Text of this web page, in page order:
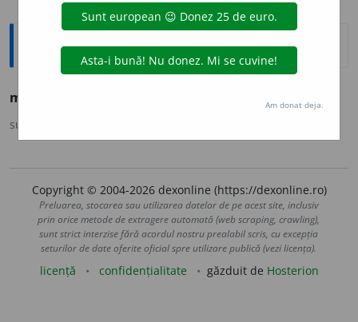
Ortografice DOOM
mem
sursa:
Copyright © 2004-2026 dexonline (https://dexonline.ro)
Preluarea, stocarea sau utilizarea datelor de pe acest site, inclusiv
prin orice metode de extragere automată (web scraping, crawling),
sunt strict interzise fără acordul nostru prealabil scris, cu excepția
seturilor de date oferite oficial spre utilizare publică (vezi licența).
licență confidențialitate găzduit de Hosterion
Am donat deja.